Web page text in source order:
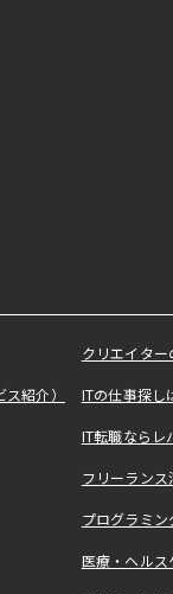
クリエイタ
紹介） ITの仕事探
IT転職なら
フリーラン
プログラミ
医療・ヘル